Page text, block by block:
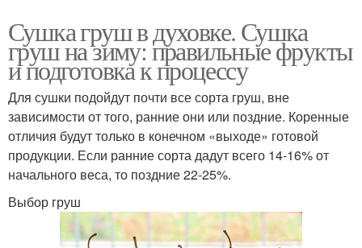
Сушка груш в духовке. Сушка
груш на зиму: правильные фрукты
и подготовка к процессу
Для сушки подойдут почти все сорта груш, вне
зависимости от того, ранние они или поздние. Коренные
отличия будут только в конечном «выходе» готовой
продукции. Если ранние сорта дадут всего 14-16% от
начального веса, то поздние 22-25%.
Выбор груш